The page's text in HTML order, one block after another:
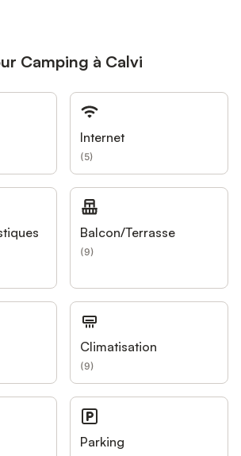
Camping à Calvi
Internet
(5)
Balcon/Terrasse
(9)
Climatisation
(9)
Parking